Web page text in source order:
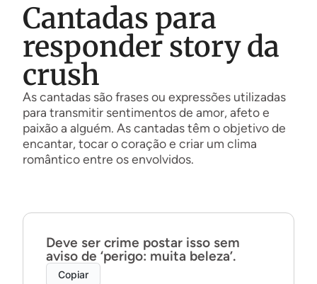
Cantadas para
responder story da
crush
As cantadas são frases ou expressões utilizadas
para transmitir sentimentos de amor, afeto e
paixão a alguém. As cantadas têm o objetivo de
encantar, tocar o coração e criar um clima
romântico entre os envolvidos.
Deve ser crime postar isso sem
aviso de ‘perigo: muita beleza’.
Copiar